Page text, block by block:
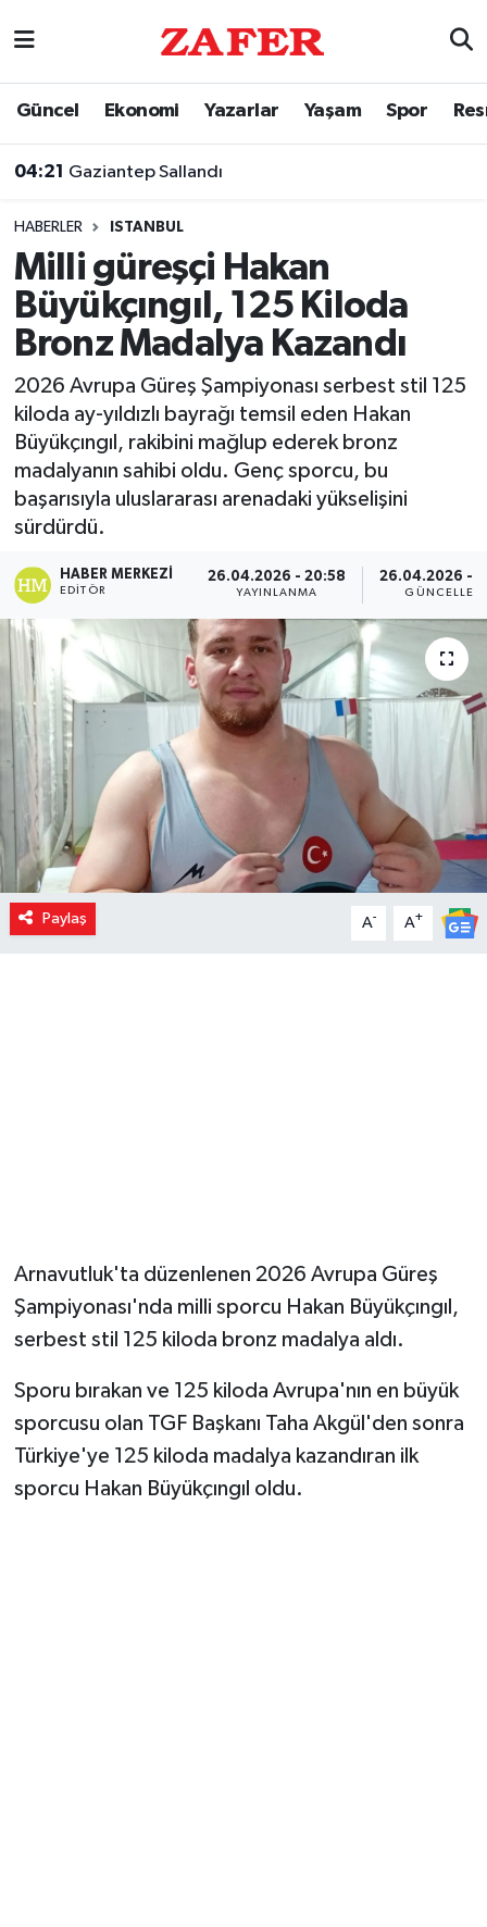
Güncel Ekonomi Yazarlar Yaşam Spor
04:21 Gaziantep Sallandı
HABERLER ISTANBUL
Milli güreşçi Hakan
Büyükçıngıl, 125 Kiloda
Bronz Madalya Kazandı
2026 Avrupa Güreş Şampiyonası serbest stil 125
kiloda ay-yıldızlı bayrağı temsil eden Hakan
Büyükçıngıl, rakibini mağlup ederek bronz
madalyanın sahibi oldu. Genç sporcu, bu
başarısıyla uluslararası arenadaki yükselişini
sürdürdü.
HABER MERKEZI
EDITÖR
26.04.2026 - 20:58
YAYINLANMA
26.04.2026 -
Paylaş A- A+
Arnavutluk'ta düzenlenen 2026 Avrupa Güreş
Şampiyonası'nda milli sporcu Hakan Büyükçıngıl,
serbest stil 125 kiloda bronz madalya aldı.
Sporu bırakan ve 125 kiloda Avrupa'nın en büyük
sporcusu olan TGF Başkanı Taha Akgül'den sonra
Türkiye'ye 125 kiloda madalya kazandıran ilk
sporcu Hakan Büyükçıngıl oldu.
Nöbetçi Eczaneler
Trafik Durumu
Süper Lig Puan Durumu ve Fikstür
Tüm Manşetler
Son Dakika Haberleri
Haber Arşivi